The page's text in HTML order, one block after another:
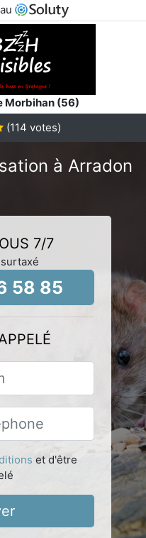
Morbihan (56)
(114 votes)
à Arradon
7/7
58 85
et d'être